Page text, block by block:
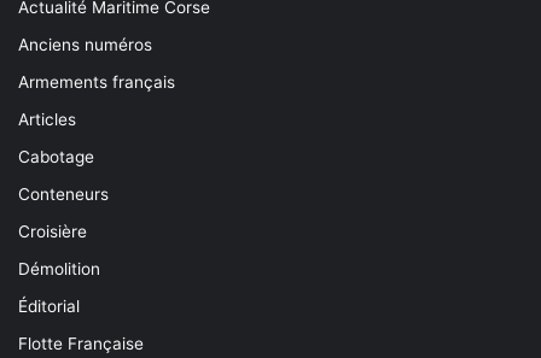
Actualité Maritime Corse
Anciens numéros
Armements français
Articles
Cabotage
Conteneurs
Croisière
Démolition
Éditorial
Flotte Française